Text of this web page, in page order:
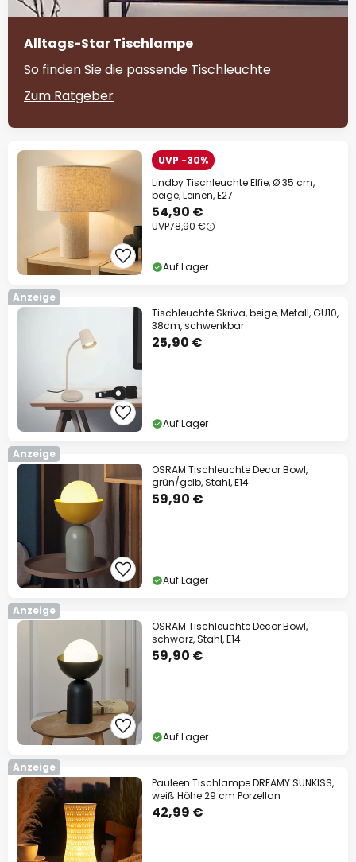
Alltags-Star Tischlampe
So finden Sie die passende Tischleuchte
Zum Ratgeber
UVP -30%
Lindby Tischleuchte Elfie, Ø 35 cm,
beige, Leinen, E27
54,90 €
UVP78,90 €
Auf Lager
Anzeige
Tischleuchte Skriva, beige, Metall, GU10,
38cm, schwenkbar
25,90 €
Auf Lager
Anzeige
OSRAM Tischleuchte Decor Bowl,
grün/gelb, Stahl, E14
59,90 €
Auf Lager
Anzeige
OSRAM Tischleuchte Decor Bowl,
schwarz, Stahl, E14
59,90 €
Auf Lager
Anzeige
Pauleen Tischlampe DREAMY SUNKISS,
weiß Höhe 29 cm Porzellan
42,99 €